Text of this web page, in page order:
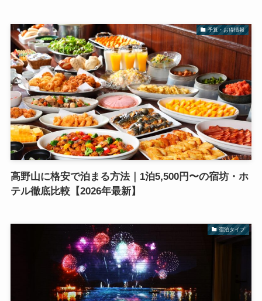
予算・お得情報
高野山に格安で泊まる方法｜1泊5,500円〜の宿坊・ホ
テル徹底比較【2026年最新】
宿泊タイプ